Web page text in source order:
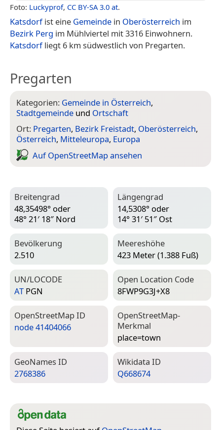
Foto: Luckyprof, CC BY-SA 3.0 at.
Katsdorfist eine Gemeinde in Oberösterreich im
Bezirk Perg im Mühlviertel mit 3316 Einwohnern.
Katsdorfliegt 6 km südwestlich von Pregarten.
Pregarten
Kategorien: Gemeinde in Österreich,
Stadtgemeinde und Ortschaft
Ort: Pregarten, Bezirk Freistadt, Oberösterreich,
Österreich, Mitteleuropa, Europa
Auf Open­Street­Map ansehen
Breitengrad
48,35498° oder
48° 21′ 18″ Nord
Längengrad
14,5308° oder
14° 31′ 51″ Ost
Bevölkerung
2.510
Meereshöhe
423 Meter (1.388 Fuß)
UN/LOCODE
AT PGN
Open Location Code
8FWP9G3J+X8
Open­Street­Map ID
node 41404066
Open­Street­Map-
Merkmal
place=­town
Geo­Names ID
2768386
Wiki­data ID
Q668674